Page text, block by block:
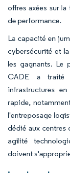
offres axées sur
de performance.
La capacité en
cybersécurité et
les gagnants. Le
CADE a traité
infrastructures
rapide,
l'entreposage
dédié aux centres
agilité
doivent